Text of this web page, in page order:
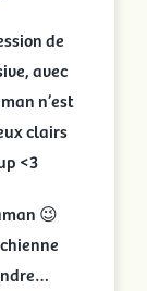
de
avec
n’est
clairs
<3
😉